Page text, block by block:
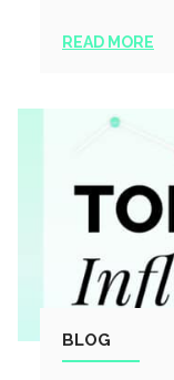
READ MORE
BLOG